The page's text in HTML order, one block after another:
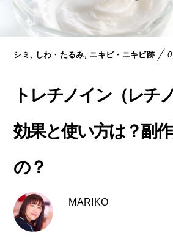
シミ, しわ・たるみ, ニキビ・ニキビ跡
トレチノイン（レチ
効果と使い方は？副
の？
MARIKO